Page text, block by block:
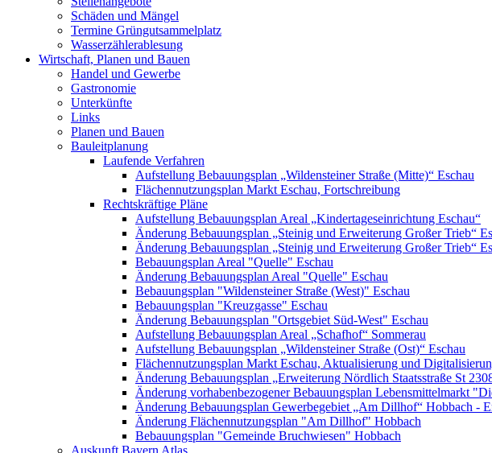
Schäden und Mängel
Termine Grüngutsammelplatz
Wasserzählerablesung
Wirtschaft, Planen und Bauen
Handel und Gewerbe
Gastronomie
Unterkünfte
Links
Planen und Bauen
Bauleitplanung
Laufende Verfahren
Aufstellung Bebauungsplan „Wildensteiner Straße (Mitte)“ Eschau
Flächennutzungsplan Markt Eschau, Fortschreibung
Rechtskräftige Pläne
Aufstellung Bebauungsplan Areal „Kindertageseinrichtung Eschau“
Änderung Bebauungsplan „Steinig und Erweiterung Großer Trieb“
Änderung Bebauungsplan „Steinig und Erweiterung Großer Trieb“
Bebauungsplan Areal "Quelle" Eschau
Änderung Bebauungsplan Areal "Quelle" Eschau
Bebauungsplan "Wildensteiner Straße (West)" Eschau
Bebauungsplan "Kreuzgasse" Eschau
Änderung Bebauungsplan "Ortsgebiet Süd-West" Eschau
Aufstellung Bebauungsplan Areal „Schafhof“ Sommerau
Aufstellung Bebauungsplan „Wildensteiner Straße (Ost)“ Eschau
Flächennutzungsplan Markt Eschau, Aktualisierung und
Änderung Bebauungsplan „Erweiterung Nördlich Staatsstraße St
Änderung vorhabenbezogener Bebauungsplan Lebensmittelmarkt
Änderung Bebauungsplan Gewerbegebiet „Am Dillhof“ Hobbach -
Änderung Flächennutzungsplan "Am Dillhof" Hobbach
Bebauungsplan "Gemeinde Bruchwiesen" Hobbach
Auskunft Bayern Atlas